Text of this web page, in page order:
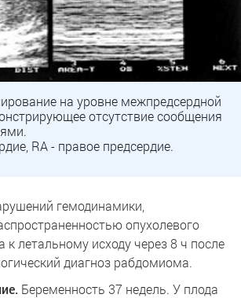
на уровне межпредсердной
отсутствие сообщения
RA - правое предсердие.
гемодинамики,
опухолевого
к летальному исходу через 8 ч после
диагноз рабдомиома.
Беременность 37 недель. У плода